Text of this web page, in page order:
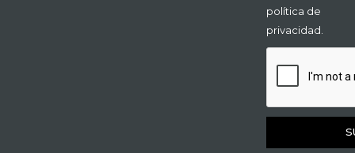
política de
privacidad.